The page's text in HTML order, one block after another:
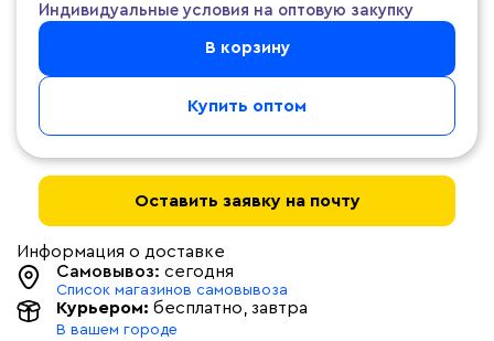
Индивидуальные условия на оптовую закупку
В корзину
Купить оптом
Оставить заявку на почту
Информация о доставке
Самовывоз: сегодня
Список магазинов самовывоза
Курьером: бесплатно , завтра
В вашем городе